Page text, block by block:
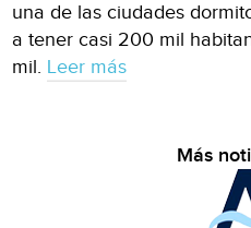
una de las ciudades
a tener casi 200 mil
mil. Leer más
Más